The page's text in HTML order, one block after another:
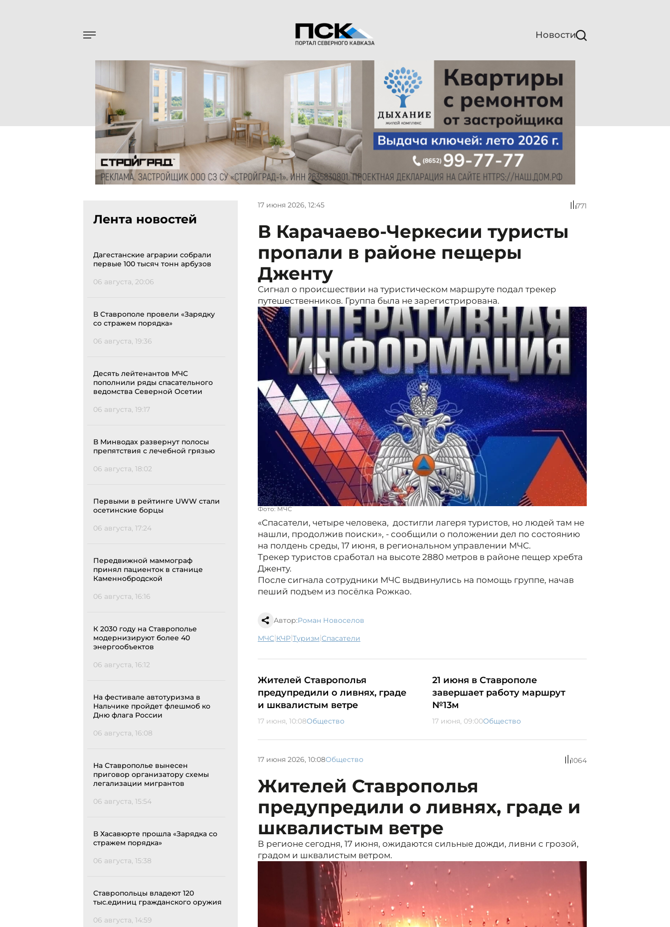
Новости
Лента новостей
Дагестанские аграрии собрали
первые 100 тысяч тонн арбузов
06 августа, 20:06
В Ставрополе провели «Зарядку
со стражем порядка»
06 августа, 19:36
Десять лейтенантов МЧС
пополнили ряды спасательного
ведомства Северной Осетии
06 августа, 19:17
В Минводах развернут полосы
препятствия с лечебной грязью
06 августа, 18:02
Первыми в рейтинге UWW стали
осетинские борцы
06 августа, 17:24
Передвижной маммограф
принял пациенток в станице
Каменнобродской
06 августа, 16:16
К 2030 году на Ставрополье
модернизируют более 40
энергообъектов
06 августа, 16:12
На фестивале автотуризма в
Нальчике пройдет флешмоб ко
Дню флага России
06 августа, 16:08
На Ставрополье вынесен
приговор организатору схемы
легализации мигрантов
06 августа, 15:54
В Хасавюрте прошла «Зарядка со
стражем порядка»
06 августа, 15:38
Ставропольцы владеют 120
тыс.единиц гражданского оружия
06 августа, 14:59
17 июня 2026, 12:45 771
В Карачаево-Черкесии туристы
пропали в районе пещеры
Дженту
Сигнал о происшествии на туристическом маршруте подал трекер
путешественников. Группа была не зарегистрирована.
Фото: МЧС
«Спасатели, четыре человека, достигли лагеря туристов, но людей там не
нашли, продолжив поиски», - сообщили о положении дел по состоянию
на полдень среды, 17 июня, в региональном управлении МЧС.
Трекер туристов сработал на высоте 2880 метров в районе пещер хребта
Дженту.
После сигнала сотрудники МЧС выдвинулись на помощь группе, начав
пеший подъем из посёлка Рожкао.
Автор:Роман Новоселов
МЧС| КЧР| туризм| спасатели
Жителей Ставрополья
предупредили о ливнях, граде
и шквалистым ветре
17 июня, 10:08Общество
21 июня в Ставрополе
завершает работу маршрут
№13м
17 июня, 09:00Общество
17 июня 2026, 10:08Общество 1064
Жителей Ставрополья
предупредили о ливнях, граде и
шквалистым ветре
В регионе сегодня, 17 июня, ожидаются сильные дожди, ливни с грозой,
градом и шквалистым ветром.